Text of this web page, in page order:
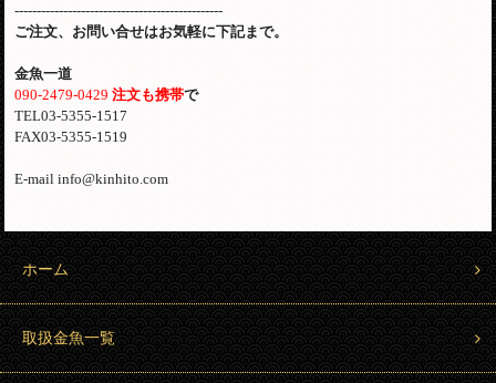
-----------------------------------------------
ご注文、お問い合せはお気軽に下記まで。
金魚一道
090-2479-0429注文も携帯で
TEL03-5355-1517
FAX03-5355-1519
E-mail info@kinhito.com
ホーム
取扱金魚一覧